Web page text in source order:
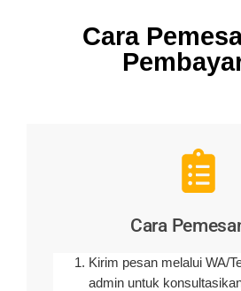
Cara
Cara
Kirim pesan melalui WA/
admin untuk